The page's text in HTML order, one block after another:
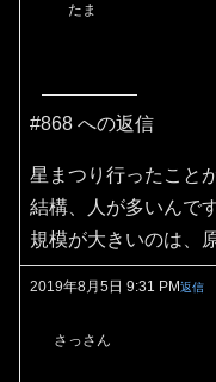
たま
#868 への返信
星まつり行ったこと
結構、人が多いんで
規模が大きいのは、
2019年8月5日 9:31 PM返信
さっさん